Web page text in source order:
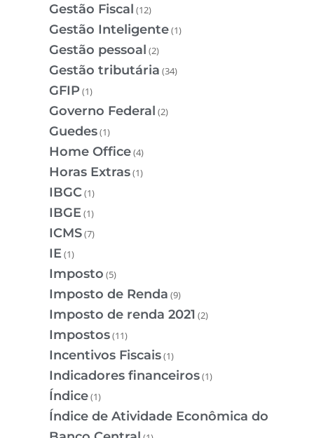
Gestão Fiscal (12)
Gestão Inteligente(1)
Gestão pessoal (2)
Gestão tributária (34)
GFIP(1)
Governo Federal (2)
Guedes(1)
Home Office(4)
Horas Extras(1)
IBGC(1)
IBGE(1)
ICMS(7)
IE(1)
Imposto (5)
Imposto de Renda (9)
Imposto de renda 2021 (2)
Impostos(11)
Incentivos Fiscais(1)
Indicadores financeiros(1)
Índice(1)
Índice de Atividade Econômica do